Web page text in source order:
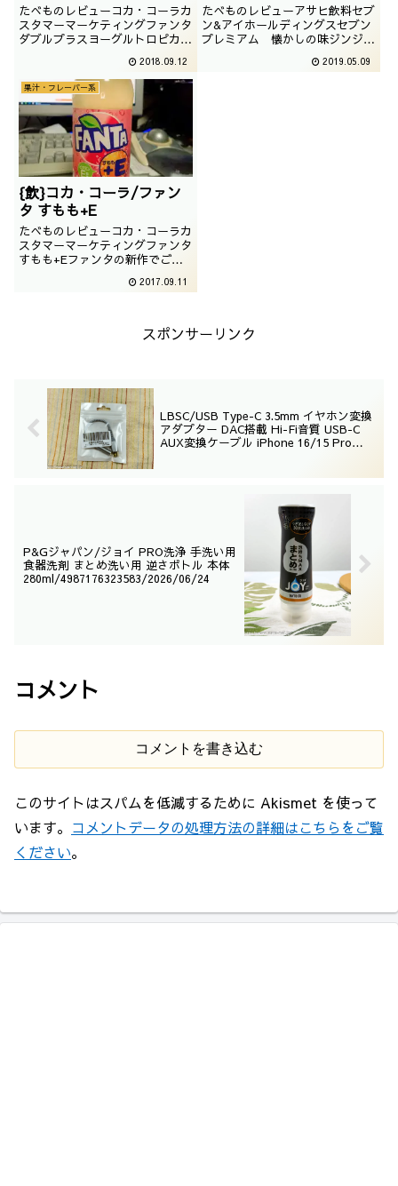
たべものレビューコカ・コーラカ
スタマーマーケティングファンタ
ダブルプラスヨーグルトロピカル
ファンタの概念が多少覆りそうで
ございますが、ヨーグルトでござ
います。撮影日は2018年08月
2018.09.12
たべものレビューアサヒ飲料セブ
ン&アイホールディングスセブン
プレミアム 懐かしの味ジンジャ
しいというか、らしからぬという
2019.05.09
果汁・フレーバー系
{飲}コカ・コーラ/ファン
タ すもも+E
たべものレビューコカ・コーラカ
スタマーマーケティングファンタ
すもも+Eファンタの新作でござ
ようですね。撮影日は2017年08
2017.09.11
スポンサーリンク
LBSC/USB Type-C 3.5mm イヤホン変換
アダプター DAC搭載 Hi-Fi音質 USB-C
AUX変換ケーブル iPhone 16/15 Pro
P&Gジャパン/ジョイ PRO洗浄 手洗い用
食器洗剤 まとめ洗い用 逆さボトル 本体
280ml/4987176323583/2026/06/24
コメント
コメントを書き込む
このサイトはスパムを低減するために Akismet を使って
います。 コメントデータの処理方法の詳細はこちらをご覧
ください。